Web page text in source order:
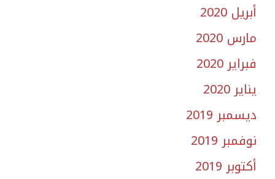
أبريل 2020
مارس 2020
فبراير 2020
يناير 2020
ديسمبر 2019
نوفمبر 2019
أكتوبر 2019